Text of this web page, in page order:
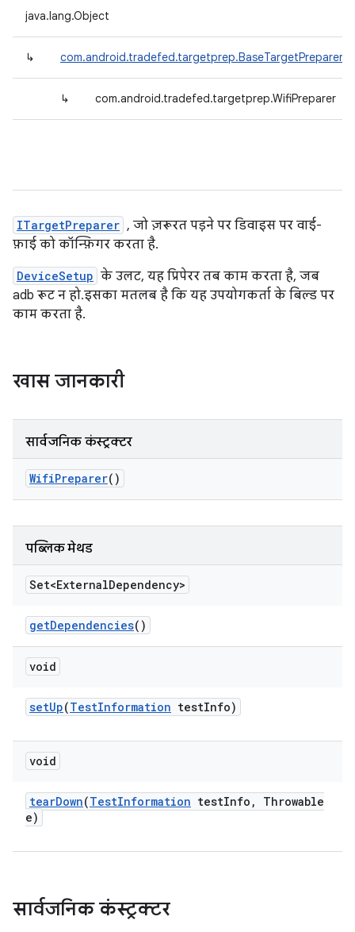
java.lang.Object
↳ com.android.tradefed.targetprep.BaseTargetPreparer
↳ com.android.tradefed.targetprep.WifiPreparer
ITargetPreparer , जो ज़रूरत पड़ने पर डिवाइस पर वाई-
फ़ाई को कॉन्फ़िगर करता है.
DeviceSetup के उलट, यह प्रिपेरर तब काम करता है, जब
adb रूट न हो. इसका मतलब है कि यह उपयोगकर्ता के बिल्ड पर
काम करता है.
खास जानकारी
सार्वजनिक कंस्ट्रक्टर
WifiPreparer()
पब्लिक मेथड
Set<ExternalDependency>
getDependencies()
void
setUp(TestInformation testInfo)
void
tearDown(TestInformation testInfo ,
Throwable
e)
सार्वजनिक कंस्ट्रक्टर